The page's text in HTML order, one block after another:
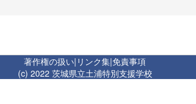
著作権の扱い| リンク集|免責事項
(c) 2022 茨城県立土浦特別支援学校